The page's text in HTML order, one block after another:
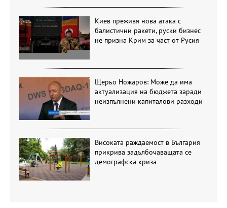
Киев преживя нова атака с
балистични ракети, руски бизнес
не призна Крим за част от Русия
Щерьо Ножаров: Може да има
актуализация на бюджета заради
неизпълнени капиталови разходи
Високата раждаемост в България
прикрива задълбочаващата се
демографска криза